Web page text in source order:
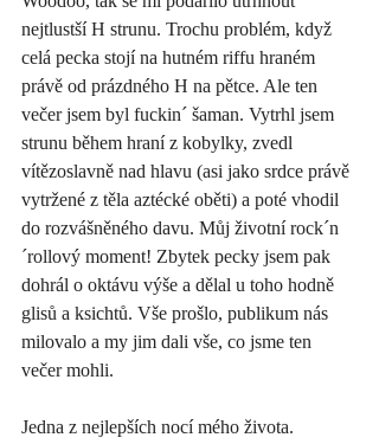
nejtlustší H strunu. Trochu problém, když
celá pecka stojí na hutném riffu hraném
právě od prázdného H na pětce. Ale ten
večer jsem byl fuckin´ šaman. Vytrhl jsem
strunu během hraní z kobylky, zvedl
vítězoslavně nad hlavu (asi jako srdce právě
vytržené z těla aztécké oběti) a poté vhodil
do rozvášněného davu. Můj životní rock´n
´rollový moment! Zbytek pecky jsem pak
dohrál o oktávu výše a dělal u toho hodně
glisů a ksichtů. Vše prošlo, publikum nás
milovalo a my jim dali vše, co jsme ten
večer mohli.
Jedna z nejlepších nocí mého života.